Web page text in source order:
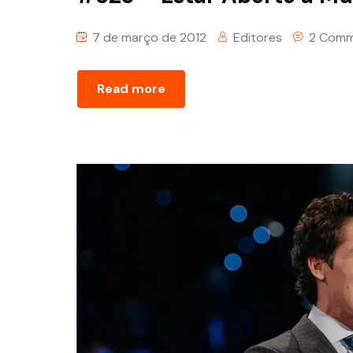
7 de março de 2012 Editores 2
Read more